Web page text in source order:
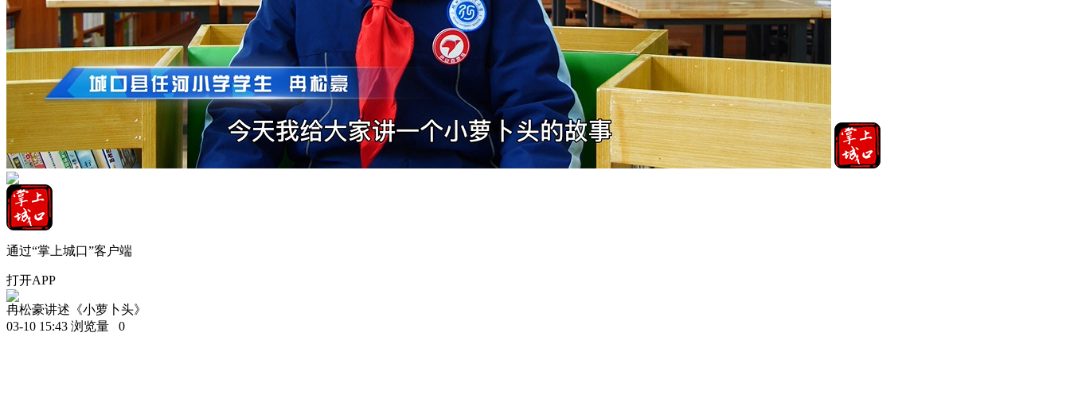
通过“掌上城口”客户端
打开APP
冉松豪讲述《小萝卜头》
03-10 15:43 浏览量 0